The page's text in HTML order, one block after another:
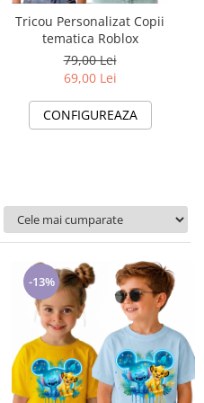
Tricou Personalizat Copii
tematica Roblox
79,00 Lei
69,00 Lei
CONFIGUREAZA
-13%